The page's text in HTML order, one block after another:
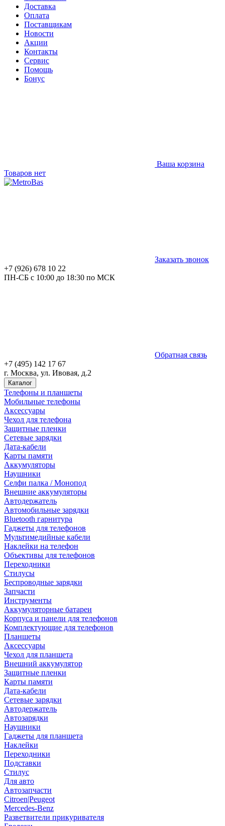
Доставка
Оплата
Поставщикам
Новости
Акции
Контакты
Сервис
Помощь
Бонус
Ваша корзина
Товаров нет
Заказать звонок
+7 (926) 678 10 22
ПН-СБ с 10:00 до 18:30 по МСК
Обратная связь
+7 (495) 142 17 67
г. Москва, ул. Ивовая, д.2
Каталог
Телефоны и планшеты
Мобильные телефоны
Аксессуары
Чехол для телефона
Защитные пленки
Сетевые зарядки
Дата-кабели
Карты памяти
Аккумуляторы
Наушники
Селфи палка / Монопод
Внешние аккумуляторы
Автодержатель
Автомобильные зарядки
Bluetooth гарнитура
Гаджеты для телефонов
Мультимедийные кабели
Наклейки на телефон
Объективы для телефонов
Переходники
Стилусы
Беспроводные зарядки
Запчасти
Инструменты
Аккумуляторные батареи
Корпуса и панели для телефонов
Комплектующие для телефонов
Планшеты
Аксессуары
Чехол для планшета
Внешний аккумулятор
Защитные пленки
Карты памяти
Дата-кабели
Сетевые зарядки
Автодержатель
Автозарядки
Наушники
Гаджеты для планшета
Наклейки
Переходники
Подставки
Стилус
Для авто
Автозапчасти
Citroen|Peugeot
Mercedes-Benz
Разветвители прикуривателя